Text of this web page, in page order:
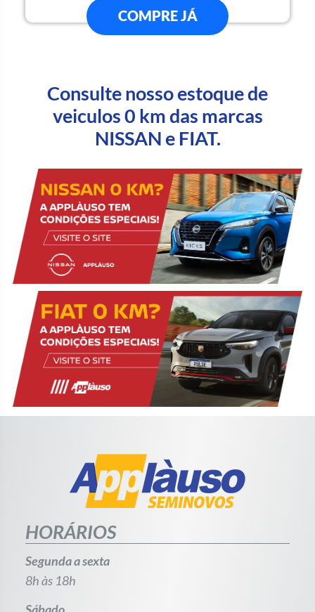
COMPRE JÁ
Consulte nosso estoque de
veiculos 0 km das marcas
NISSAN e FIAT.
HORÁRIOS
Segunda a sexta
8h às 18h